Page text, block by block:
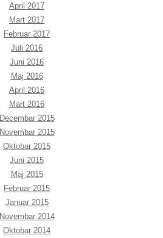
April 2017
Mart 2017
Februar 2017
Juli 2016
Juni 2016
Maj 2016
April 2016
Mart 2016
Decembar 2015
Novembar 2015
Oktobar 2015
Juni 2015
Maj 2015
Februar 2015
Januar 2015
Novembar 2014
Oktobar 2014